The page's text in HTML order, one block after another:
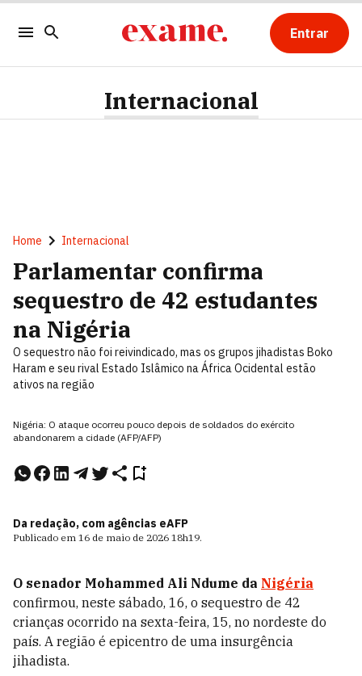
Entrar
Internacional
Home Internacional
Parlamentar confirma
sequestro de 42 estudantes
na Nigéria
O sequestro não foi reivindicado, mas os grupos jihadistas Boko
Haram e seu rival Estado Islâmico na África Ocidental estão
ativos na região
Nigéria: O ataque ocorreu pouco depois de soldados do exército
abandonarem a cidade (AFP/AFP)
Da redação, com agências eAFP
Publicado em 16 de maio de 2026 18h19.
O senador Mohammed Ali Ndume da Nigéria
confirmou, neste sábado, 16, o sequestro de 42
crianças ocorrido na sexta-feira, 15, no nordeste do
país. A região é epicentro de uma insurgência
jihadista.